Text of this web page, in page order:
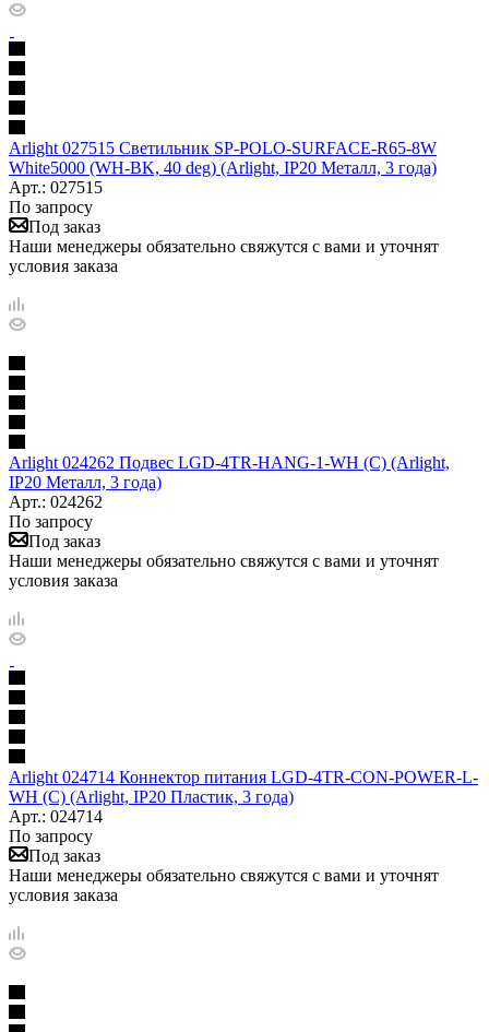
Arlight 027515 Светильник SP-POLO-SURFACE-R65-8W
White5000 (WH-BK, 40 deg) (Arlight, IP20 Металл, 3 года)
Арт.: 027515
По запросу
Под заказ
Наши менеджеры обязательно свяжутся с вами и уточнят
условия заказа
Arlight 024262 Подвес LGD-4TR-HANG-1-WH (C) (Arlight,
IP20 Металл, 3 года)
Арт.: 024262
По запросу
Под заказ
Наши менеджеры обязательно свяжутся с вами и уточнят
условия заказа
Arlight 024714 Коннектор питания LGD-4TR-CON-POWER-L-
WH (C) (Arlight, IP20 Пластик, 3 года)
Арт.: 024714
По запросу
Под заказ
Наши менеджеры обязательно свяжутся с вами и уточнят
условия заказа